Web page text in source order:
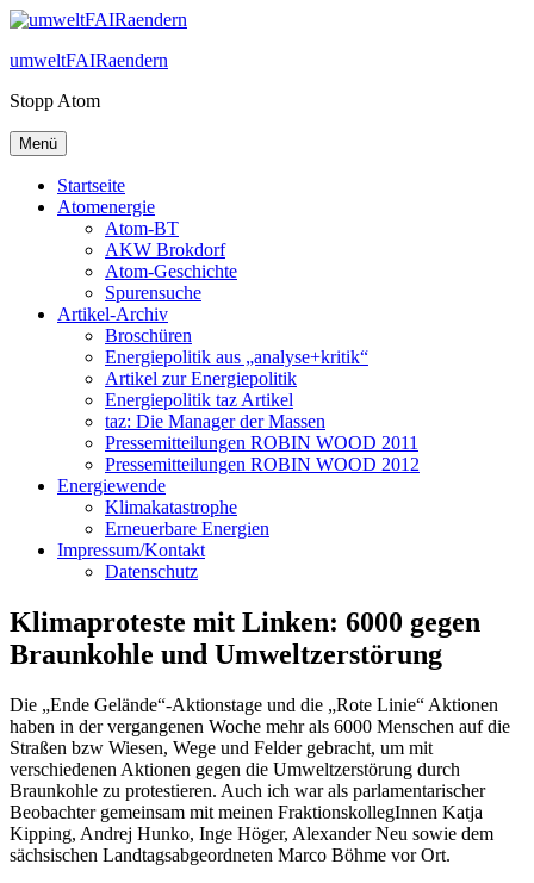
Zum
springen
umweltFAIRaendern
Stopp Atom
Menü
Startseite
Atomenergie
Atom-BT
AKW Brokdorf
Atom-Geschichte
Spurensuche
Artikel-Archiv
Broschüren
Energiepolitik aus „analyse+kritik“
Artikel zur Energiepolitik
Energiepolitik taz Artikel
taz: Die Manager der Massen
Pressemitteilungen ROBIN WOOD 2011
Pressemitteilungen ROBIN WOOD 2012
Energiewende
Klimakatastrophe
Erneuerbare Energien
Impressum/Kontakt
Datenschutz
Klimaproteste mit Linken: 6000 gegen
Braunkohle und Umweltzerstörung
Die „Ende Gelände“-Aktionstage und die „Rote Linie“ Aktionen
haben in der vergangenen Woche mehr als 6000 Menschen auf die
Straßen bzw Wiesen, Wege und Felder gebracht, um mit
verschiedenen Aktionen gegen die Umweltzerstörung durch
Braunkohle zu protestieren. Auch ich war als parlamentarischer
Beobachter gemeinsam mit meinen FraktionskollegInnen Katja
Kipping, Andrej Hunko, Inge Höger, Alexander Neu sowie dem
sächsischen Landtagsabgeordneten Marco Böhme vor Ort.